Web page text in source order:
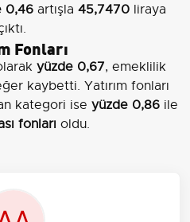
0,46 artışla 45,7470 liraya
Fonları
yüzde 0,67, emeklilik
kaybetti. Yatırım fonları
kategori ise yüzde 0,86 ile
fonları oldu.